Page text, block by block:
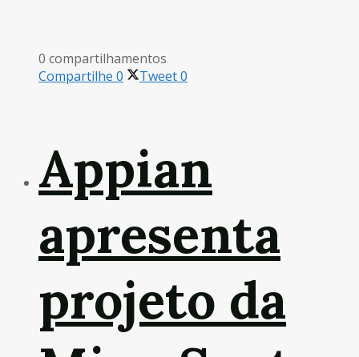
0 compartilhamentos
Compartilhe 0 Tweet0
Appian
apresenta
projeto da